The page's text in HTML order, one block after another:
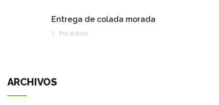
Entrega de colada morada
Por Admin
ARCHIVOS